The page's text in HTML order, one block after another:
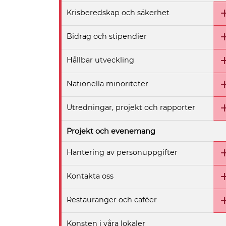
Krisberedskap och säkerhet
Bidrag och stipendier
Hållbar utveckling
Nationella minoriteter
Utredningar, projekt och rapporter
Projekt och evenemang
Hantering av personuppgifter
Kontakta oss
Restauranger och caféer
Konsten i våra lokaler